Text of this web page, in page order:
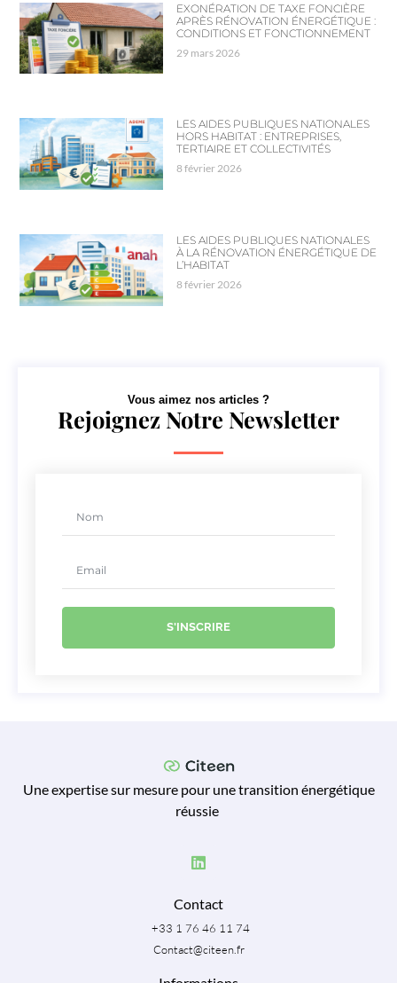
EXONÉRATION DE TAXE FONCIÈRE
APRÈS RÉNOVATION ÉNERGÉTIQUE :
CONDITIONS ET FONCTIONNEMENT
29 mars 2026
LES AIDES PUBLIQUES NATIONALES
HORS HABITAT : ENTREPRISES,
TERTIAIRE ET COLLECTIVITÉS
8 février 2026
LES AIDES PUBLIQUES NATIONALES
À LA RÉNOVATION ÉNERGÉTIQUE DE
L’HABITAT
8 février 2026
Vous aimez nos articles ?
Rejoignez Notre Newsletter
S'INSCRIRE
Une expertise sur mesure pour une transition énergétique
réussie
Contact
+33 1 76 46 11 74
Contact@citeen.fr